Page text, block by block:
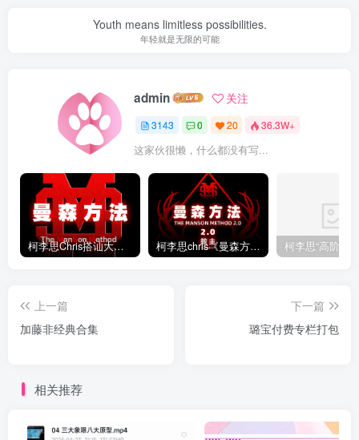
Youth means limitless possibilities.
年轻就是无限的可能
admin 关注
3143 0 20 36.3W+
这家伙很懒，什么都没有写...
柯李思Chris搭讪大师“曼森方法”完整版下载 柯李思chris《曼森方法2.0课程》百度云免费下载
上一篇
加藤非经典合集
下一篇
璐宝付费专栏打包
相关推荐